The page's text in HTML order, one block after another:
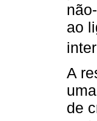
ao
A
de